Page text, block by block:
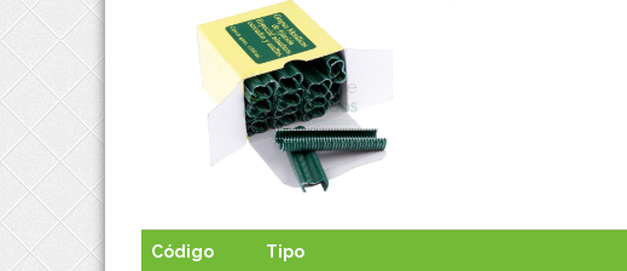
GRAPAS FIJACION ALAMBRE
GRAPAS FIJACION ALAMBRE
Código Tipo